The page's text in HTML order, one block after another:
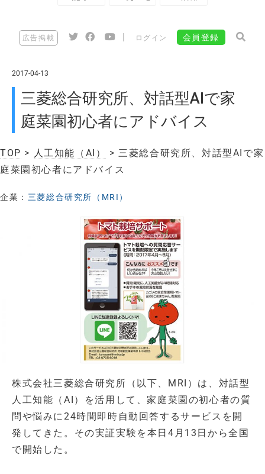
広告掲載 ログイン 会員登録
2017-04-13
三菱総合研究所、対話型AIで家
庭菜園初心者にアドバイス
TOP > 人工知能（AI）
> 三菱総合研究所、対話型AIで家
庭菜園初心者にアドバイス
企業： 三菱総合研究所（MRI）
株式会社三菱総合研究所（以下、MRI）は、対話型
人工知能（AI）を活用して、家庭菜園の初心者の質
問や悩みに24時間即時自動回答するサービスを開
発してきた。その実証実験を本日4月13日から全国
で開始した。